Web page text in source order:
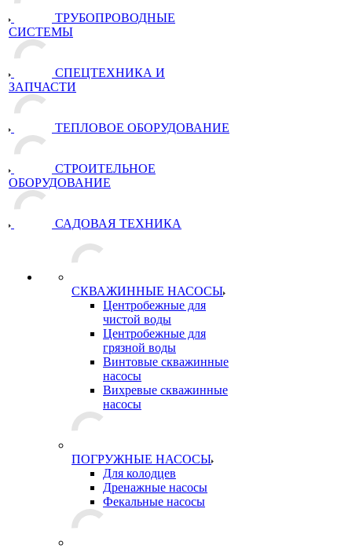
ТРУБОПРОВОДНЫЕ
СИСТЕМЫ
СПЕЦТЕХНИКА И
ЗАПЧАСТИ
ТЕПЛОВОЕ ОБОРУДОВАНИЕ
СТРОИТЕЛЬНОЕ
ОБОРУДОВАНИЕ
САДОВАЯ ТЕХНИКА
СКВАЖИННЫЕ НАСОСЫ
Центробежные для
чистой воды
Центробежные для
грязной воды
Винтовые скважинные
насосы
Вихревые скважинные
насосы
ПОГРУЖНЫЕ НАСОСЫ
Для колодцев
Дренажные насосы
Фекальные насосы